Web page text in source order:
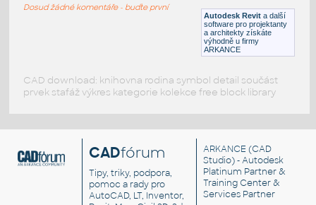
HM Seating AE11 Aeron WorkChair
Autodesk Revit a další
software pro projektanty
a architekty získáte
výhodně u firmy
ARKANCE
Dosud žádné komentáře - buďte první
CAD download: knihovna rodina symbol detail součást
prvek stafáž výkres kategorie kolekce free block library
CADfórum
Tipy, triky, podpora,
pomoc a rady pro
AutoCAD, LT, Inventor,
ARKANCE (CAD
Studio) - Autodesk
Platinum Partner &
Training Center &
Services Partner